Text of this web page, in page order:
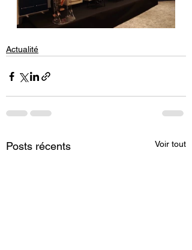
Actualité
Posts récents Voir tout